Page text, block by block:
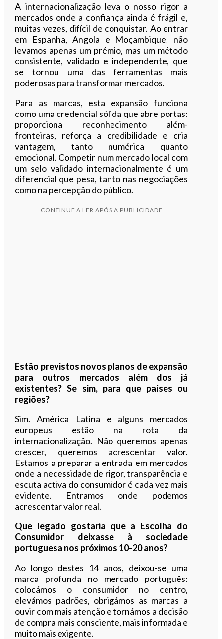
A internacionalização leva o nosso rigor a
mercados onde a confiança ainda é frágil e,
muitas vezes, difícil de conquistar. Ao entrar
em Espanha, Angola e Moçambique, não
levamos apenas um prémio, mas um método
consistente, validado e independente, que
se tornou uma das ferramentas mais
poderosas para transformar mercados.
Para as marcas, esta expansão funciona
como uma credencial sólida que abre portas:
proporciona reconhecimento além-
fronteiras, reforça a credibilidade e cria
vantagem, tanto numérica quanto
emocional. Competir num mercado local com
um selo validado internacionalmente é um
diferencial que pesa, tanto nas negociações
como na percepção do público.
CONTINUE A LER APÓS A PUBLICIDADE
Estão previstos novos planos de expansão
para outros mercados além dos já
existentes? Se sim, para que países ou
regiões?
Sim. América Latina e alguns mercados
europeus estão na rota da
internacionalização. Não queremos apenas
crescer, queremos acrescentar valor.
Estamos a preparar a entrada em mercados
onde a necessidade de rigor, transparência e
escuta activa do consumidor é cada vez mais
evidente. Entramos onde podemos
acrescentar valor real.
Que legado gostaria que a Escolha do
Consumidor deixasse à sociedade
portuguesa nos próximos 10-20 anos?
Ao longo destes 14 anos, deixou-se uma
marca profunda no mercado português:
colocámos o consumidor no centro,
elevámos padrões, obrigámos as marcas a
ouvir com mais atenção e tornámos a decisão
de compra mais consciente, mais informada e
muito mais exigente.